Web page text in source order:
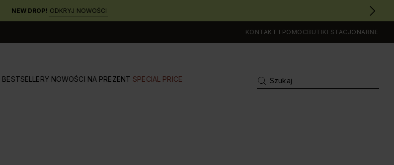
NEW DROP! ODKRYJ NOWOŚCI
KONTAKT I POMOCBUTIKI STACJONARNE
BESTSELLERY NOWOŚCI NA PREZENT SPECIAL PRICE